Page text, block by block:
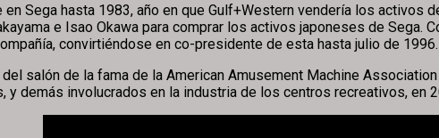
Sega hasta 1983, año en que Gulf+Western vendería los activos
e Isao Okawa para comprar los activos japoneses de Sega.
convirtiéndose en co-presidente de esta hasta julio de 1996.
salón de la fama de la American Amusement Machine
demás involucrados en la industria de los centros recreativos, en